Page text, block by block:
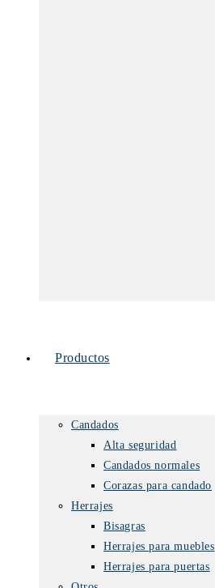
Productos
Candados
Alta seguridad
Candados normales
Corazas para candado
Herrajes
Bisagras
Herrajes para muebles
Herrajes para puertas